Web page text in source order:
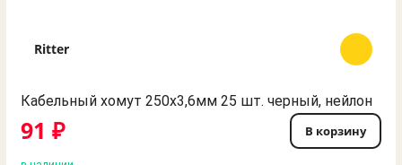
Ritter
Кабельный хомут 250х3,6мм 25 шт. черный, нейлон
91 ₽ В корзину